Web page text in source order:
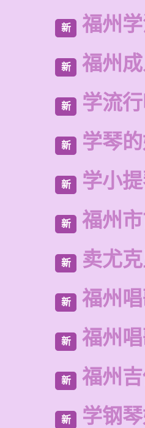
新 福州
新 福州
新 学流
新 学琴
新 学小
新 福州
新 卖尤
新 福州
新 福州
新 福州
新 学钢